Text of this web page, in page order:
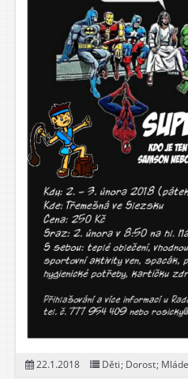
22.1.2018 Děti; Dorost;